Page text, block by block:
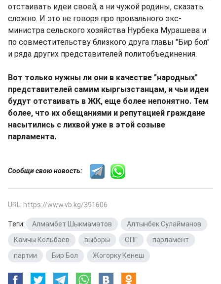
отстаивать идеи своей, а ни чужой родины, сказать
сложно. И это не говоря про провального экс-
министра сельского хозяйства Нурбека Мурашева и
по совместительству близкого друга главы "Бир бол"
и ряда других представителей политобъединения.
Вот только нужны ли они в качестве "народных"
представителей самим кыргызстанцам, и чьи идеи
будут отстаивать в ЖК, еще более непонятно. Тем
более, что их обещаниями и репутацией граждане
насытились с лихвой уже в этой созыве
парламента.
Сообщи свою новость:
URL: https://www.vb.kg/391606
Теги: Алмамбет Шыкмаматов Алтынбек Сулайманов
Камчы Кольбаев
выборы ОПГ парламент
партии
Бир Бол Жогорку Кенеш